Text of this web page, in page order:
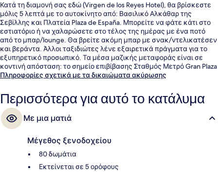
Κατά τη διαμονή σας εδώ (Virgen de los Reyes Hotel), θα βρίσκεστε
μόλις 5 λεπτά με το αυτοκίνητο από: Βασιλικό Αλκάθαρ της
Σεβίλλης και Πλατεία Plaza de España. Μπορείτε να φάτε κάτι στο
εστιατόριο ή να χαλαρώσετε στο τέλος της ημέρας με ένα ποτό
από το μπαρ/lounge. Θα βρείτε ακόμη μπαρ με σνακ/ντελικατέσεν
και βεράντα. Άλλοι ταξιδιώτες λένε εξαιρετικά πράγματα για το
εξυπηρετικό προσωπικό. Τα μέσα μαζικής μεταφοράς είναι σε
κοντινή απόσταση: το σημείο επιβίβασης Σταθμός Μετρό Gran Plaza
βρίσκεται μόλις 10 λεπτά με τα πόδια.
Πληροφορίες σχετικά με τα δικαιώματα ακύρωσης
Περισσότερα για αυτό το κατάλυμα
Με μια ματιά
Μέγεθος ξενοδοχείου
80 δωμάτια
Εκτείνεται σε 5 ορόφους